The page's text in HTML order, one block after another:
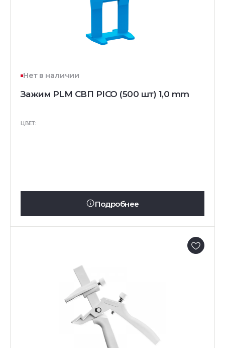
Нет в наличии
Зажим PLM СВП PICO (500 шт) 1,0 mm
ЦВЕТ:
Подробнее